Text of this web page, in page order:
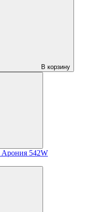
В корзину